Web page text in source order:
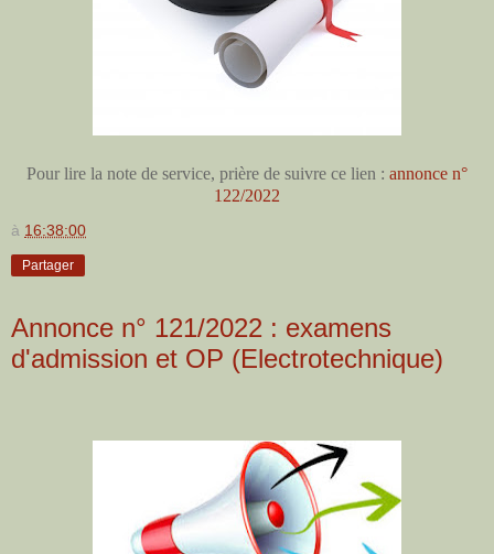
Pour lire la note de service, prière de suivre ce lien : annonce n°
122/2022
à 16:38:00
Partager
Annonce n° 121/2022 : examens
d'admission et OP (Electrotechnique)